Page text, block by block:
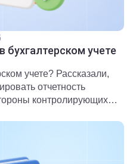
бухгалтерском учете
учете? Рассказали,
отчетность
контролирующих